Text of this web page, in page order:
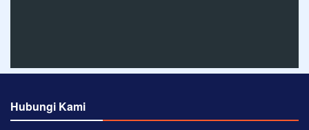
Hubungi Kami